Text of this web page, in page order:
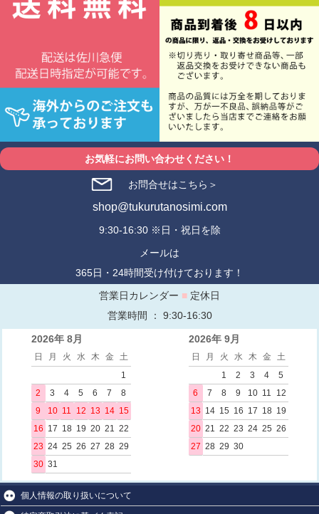
お気軽にお問い合わせください！
お問合せはこちら＞
shop@tukurutanosimi.com
9:30-16:30 ※日・祝日を除
メールは
365日・24時間受け付けております！
営業日カレンダー ■ 定休日
営業時間 ： 9:30-16:30
2026年 8月
日 月 火 水 木 金
土
1
2
3 4 5 6 7
8
9
10 11 12 13 14 15
16 17 18 19 20 21 22
23 24 25 26 27 28 29
30 31
2026年 9月
日 月 火 水 木 金
土
1
2 3 4
5
6
7 8 9 10 11
12
13 14 15 16 17 18 19
20 21 22 23 24 25 26
27 28 29 30
個人情報の取り扱いについて